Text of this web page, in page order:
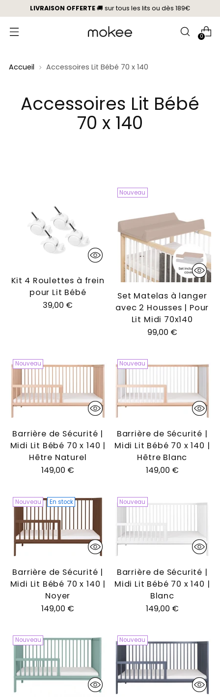
LIVRAISON OFFERTE🚚 sur tous les lits ou dès 189€
0
Accueil Accessoires Lit Bébé 70 x 140
Accessoires Lit Bébé
70 x 140
Kit 4 Roulettes à frein
pour Lit Bébé
39,00 €
Nouveau
Set Matelas à langer
avec 2 Housses | Pour
Lit Midi 70x140
99,00 €
Nouveau
Barrière de Sécurité |
Midi Lit Bébé 70 x 140 |
Hêtre Naturel
149,00 €
Nouveau
Barrière de Sécurité |
Midi Lit Bébé 70 x 140 |
Hêtre Blanc
149,00 €
Nouveau En stock
Barrière de Sécurité |
Midi Lit Bébé 70 x 140 |
Noyer
149,00 €
Nouveau
Barrière de Sécurité |
Midi Lit Bébé 70 x 140 |
Blanc
149,00 €
Nouveau Nouveau